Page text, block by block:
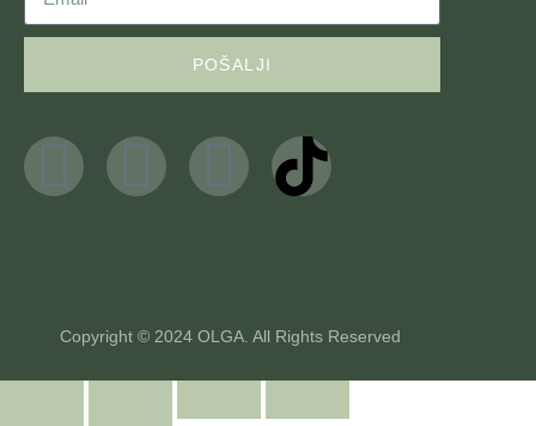
POŠALJI
Copyright © 2024 OLGA. All Rights Reserved